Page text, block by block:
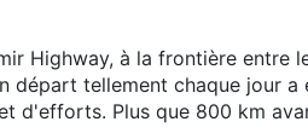
Highway, à la frontière entre
départ tellement chaque jour
d'efforts. Plus que 800 km